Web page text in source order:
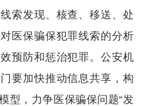
索发现、核查、移送、处
医保骗保犯罪线索的分析
预防和惩治犯罪。公安机
要加快推动信息共享，构
型，力争医保骗保问题“发